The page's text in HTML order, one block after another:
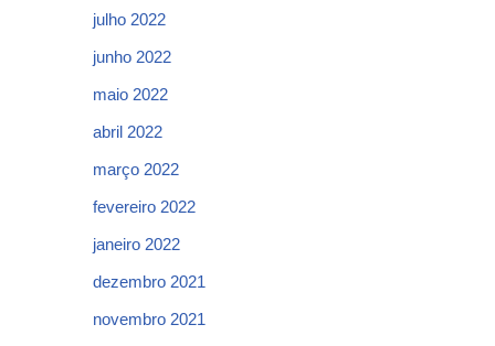
julho 2022
junho 2022
maio 2022
abril 2022
março 2022
fevereiro 2022
janeiro 2022
dezembro 2021
novembro 2021